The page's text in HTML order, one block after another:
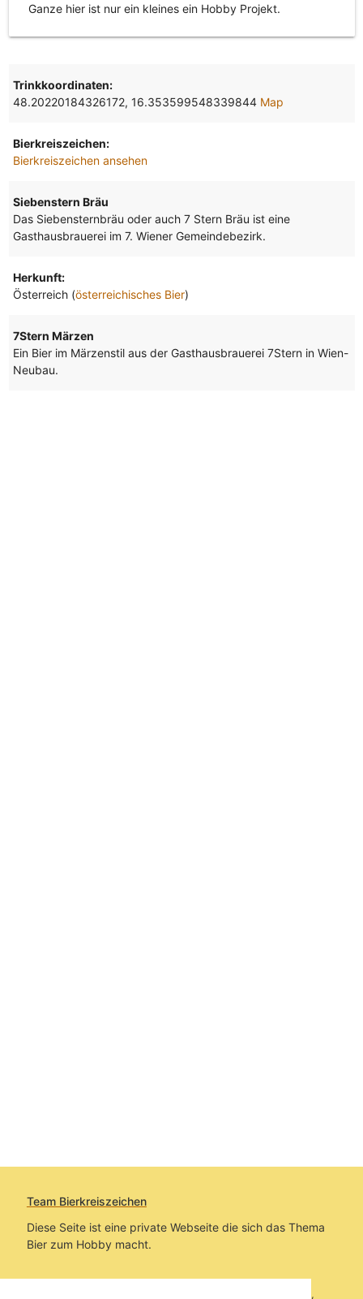
Ganze hier ist nur ein kleines ein Hobby Projekt.
Trinkkoordinaten:
48.20220184326172, 16.353599548339844 Map
Bierkreiszeichen:
Bierkreiszeichen ansehen
Siebenstern Bräu
Das Siebensternbräu oder auch 7 Stern Bräu ist eine
Gasthausbrauerei im 7. Wiener Gemeindebezirk.
Herkunft:
Österreich (österreichisches Bier)
7Stern Märzen
Ein Bier im Märzenstil aus der Gasthausbrauerei 7Stern in Wien-
Neubau.
Team Bierkreiszeichen
Diese Seite ist eine private Webseite die sich das Thema
Bier zum Hobby macht.